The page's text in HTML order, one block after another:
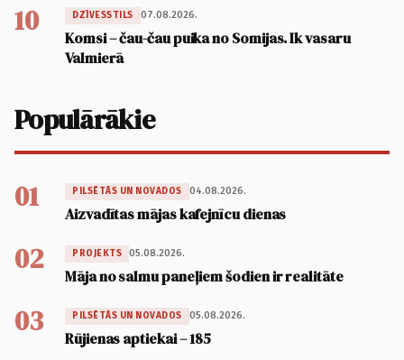
10 DZĪVESSTILS 07.08.2026.
Komsi – čau-čau puika no Somijas. Ik vasaru
Valmierā
Populārākie
01 PILSĒTĀS UN NOVADOS 04.08.2026.
Aizvadītas mājas kafejnīcu dienas
02 PROJEKTS 05.08.2026.
Māja no salmu paneļiem šodien ir realitāte
03 PILSĒTĀS UN NOVADOS 05.08.2026.
Rūjienas aptiekai – 185